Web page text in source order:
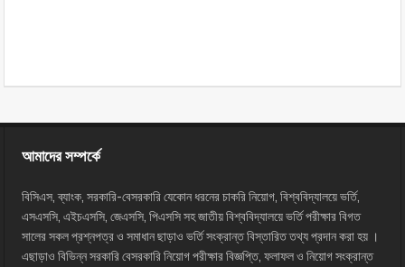
আমাদের সম্পর্কে
বিসিএস, ব্যাংক, সরকারি-বেসরকারি যেকোন ধরনের চাকরি নিয়োগ, বিশ্ববিদ্যালয়ে ভর্তি,
এসএসসি, এইচএসসি, জেএসসি, পিএসসি সহ জাতীয় বিশ্ববিদ্যালয়ে ভর্তি পরীক্ষার বিগত
সালের সকল প্রশ্নপত্র ও সমাধান ছাড়াও ভর্তি সংক্রান্ত বিস্তারিত তথ্য প্রদান করা হয় ।
এছাড়াও বিভিন্ন সরকারি বেসরকারি নিয়োগ পরীক্ষার বিজ্ঞপ্তি, ফলাফল ও নিয়োগ সংক্রান্ত